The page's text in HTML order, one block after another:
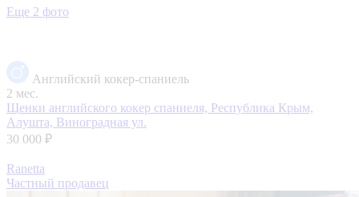
Еще 2 фото
Английский кокер-спаниель
2 мес.
Щенки английского кокер спаниеля, Республика Крым,
Алушта, Виноградная ул.
30 000 ₽
Ranetta
Частный продавец